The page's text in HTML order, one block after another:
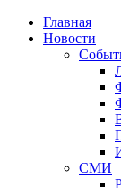
Главная
Новости
СМИ